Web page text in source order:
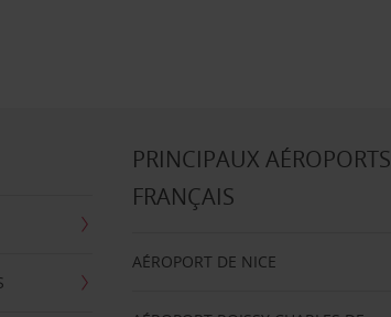
PRINCIPAUX AÉROPORTS
FRANÇAIS
AÉROPORT DE NICE